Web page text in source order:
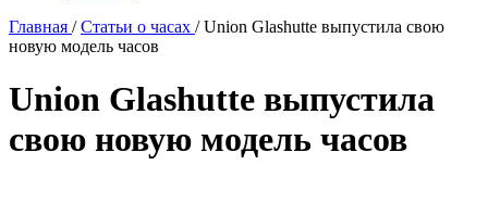
Главная /Статьи о часах / Union Glashutte выпустила свою
новую модель часов
Union Glashutte выпустила
свою новую модель часов